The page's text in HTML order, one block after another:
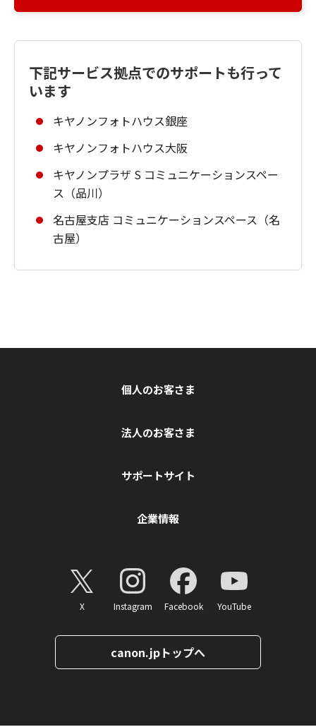
下記サービス拠点でのサポートも行って
います
キヤノンフォトハウス銀座
キヤノンフォトハウス大阪
キヤノンプラザ S コミュニケーションスペー
ス（品川）
名古屋支店 コミュニケーションスペース（名
古屋）
個人のお客さま
法人のお客さま
サポートサイト
企業情報
X Instagram Facebook YouTube
canon.jpトップへ